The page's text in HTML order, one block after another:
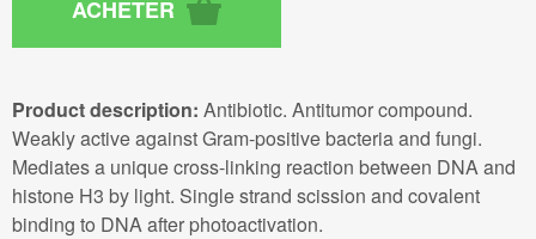
Product description: Antibiotic. Antitumor compound.
Weakly active against Gram-positive bacteria and fungi.
Mediates a unique cross-linking reaction between DNA and
histone H3 by light. Single strand scission and covalent
binding to DNA after photoactivation.